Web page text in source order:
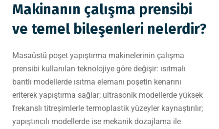
Makinanın çalışma prensibi
ve temel bileşenleri nelerdir?
Masaüstü poşet yapıştırma makinelerinin çalışma
prensibi kullanılan teknolojiye göre değişir: ısıtmalı
bantlı modellerde ısıtma elemanı poşetin kenarını
eriterek yapıştırma sağlar; ultrasonik modellerde yüksek
frekanslı titreşimlerle termoplastik yüzeyler kaynaştırılır;
yapıştırıcılı modellerde ise mekanik dozajlama ile